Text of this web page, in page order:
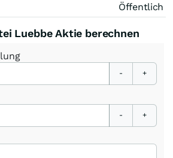
Öffentlich
Luebbe Aktie berechnen
- +
- +